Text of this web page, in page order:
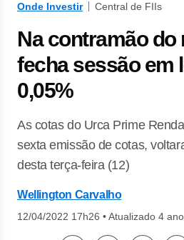
Onde Investir Central de FIIs
Na contramão do
fecha sessão em
0,05%
As cotas do Urca Prime
sexta emissão de cotas,
desta terça-feira (12)
Wellington Carvalho
12/04/2022 17h26 •Atualizado 4